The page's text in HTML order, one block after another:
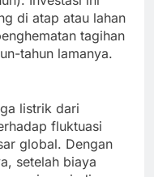
di atap atau lahan
tagihan
tahun lamanya.
listrik dari
fluktuasi
global. Dengan
setelah biaya